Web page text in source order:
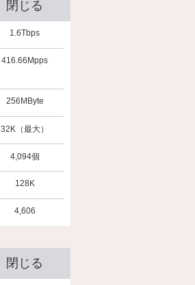
閉じる
1.6Tbps
416.66Mpps
256MByte
32K（最大）
4,094個
128K
4,606
閉じる